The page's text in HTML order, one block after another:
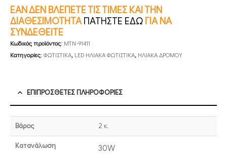
ΕΑΝ ΔΕΝ ΒΛΕΠΕΤΕ ΤΙΣ ΤΙΜΕΣ ΚΑΙ ΤΗΝ
ΔΙΑΘΕΣΙΜΟΤΗΤΑ ΠΑΤΗΣΤΕ ΕΔΩ ΓΙΑ ΝΑ
ΣΥΝΔΕΘΕΙΤΕ
Κωδικός προϊόντος: MTN-91411
Κατηγορίες: ΦΩΤΙΣΤΙΚΑ, LED ΗΛΙΑΚΑ ΦΩΤΙΣΤΙΚΑ, ΗΛΙΑΚΑ ΔΡΟΜΟΥ
ΕΠΙΠΡΌΣΘΕΤΕΣ ΠΛΗΡΟΦΟΡΊΕΣ
Βάρος 2 κ.
Κατανάλωση 30W